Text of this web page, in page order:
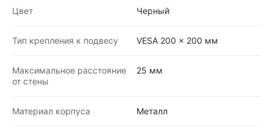
Цвет Черный
Тип крепления к подвесу VESA 200 x 200 мм
Максимальное расстояние
от стены
25 мм
Материал корпуса Металл